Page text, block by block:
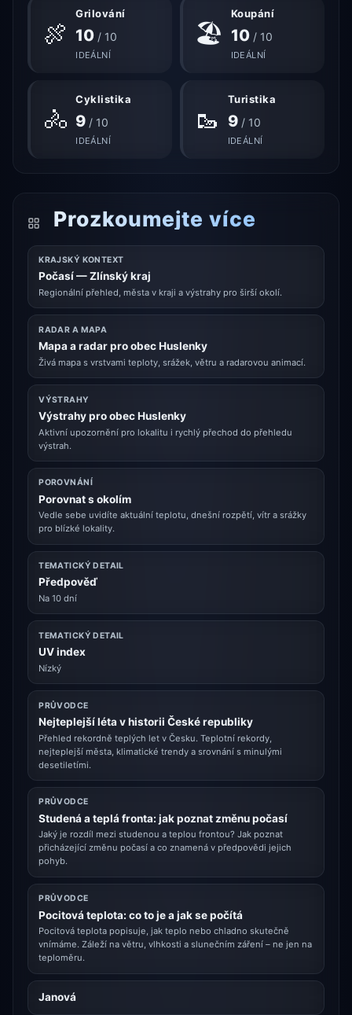
🍖
Grilování
10 / 10
IDEÁLNÍ
🏖
Koupání
10/ 10
IDEÁLNÍ
🚴
Cyklistika
9 / 10
IDEÁLNÍ
🥾
Turistika
9/ 10
IDEÁLNÍ
Prozkoumejte více
KRAJSKÝ KONTEXT
Počasí — Zlínský kraj
Regionální přehled, města v kraji a výstrahy pro širší okolí.
RADAR A MAPA
Mapa a radar pro obec Huslenky
Živá mapa s vrstvami teploty, srážek, větru a radarovou animací.
VÝSTRAHY
Výstrahy pro obec Huslenky
Aktivní upozornění pro lokalitu i rychlý přechod do přehledu
výstrah.
POROVNÁNÍ
Porovnat s okolím
Vedle sebe uvidíte aktuální teplotu, dnešní rozpětí, vítr a srážky
pro blízké lokality.
TEMATICKÝ DETAIL
Předpověď
Na 10 dní
TEMATICKÝ DETAIL
UV index
Nízký
PRŮVODCE
Nejteplejší léta v historii České republiky
Přehled rekordně teplých let v Česku. Teplotní rekordy,
nejteplejší města, klimatické trendy a srovnání s minulými
desetiletími.
PRŮVODCE
Studená a teplá fronta: jak poznat změnu počasí
Jaký je rozdíl mezi studenou a teplou frontou? Jak poznat
přicházející změnu počasí a co znamená v předpovědi jejich
pohyb.
PRŮVODCE
Pocitová teplota: co to je a jak se počítá
Pocitová teplota popisuje, jak teplo nebo chladno skutečně
vnímáme. Záleží na větru, vlhkosti a slunečním záření – ne jen na
teploměru.
Janová